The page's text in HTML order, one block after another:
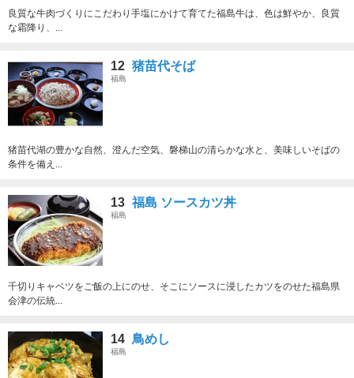
良質な牛肉づくりにこだわり手塩にかけて育てた福島牛は、色は鮮やか、良質
な霜降り、...
12 猪苗代そば
福島
猪苗代湖の豊かな自然、澄んだ空気、磐梯山の清らかな水と、美味しいそばの
条件を備え...
13 福島 ソースカツ丼
福島
千切りキャベツをご飯の上にのせ、そこにソースに浸したカツをのせた福島県
会津の伝統...
14 鳥めし
福島